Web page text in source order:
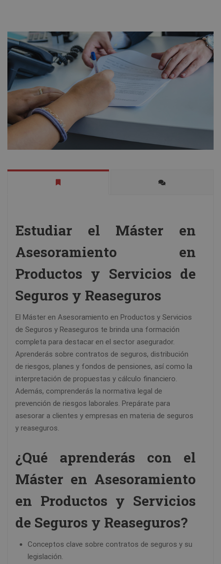
Estudiar el Máster en
Asesoramiento en
Productos y Servicios de
Seguros y Reaseguros
El Máster en Asesoramiento en Productos y Servicios
de Seguros y Reaseguros te brinda una formación
completa para destacar en el sector asegurador.
Aprenderás sobre contratos de seguros, distribución
de riesgos, planes y fondos de pensiones, así como la
interpretación de propuestas y cálculo financiero.
Además, comprenderás la normativa legal de
prevención de riesgos laborales. Prepárate para
asesorar a clientes y empresas en materia de seguros
y reaseguros.
¿Qué aprenderás con el
Máster en Asesoramiento
en Productos y Servicios
de Seguros y Reaseguros?
Conceptos clave sobre contratos de seguros y su
legislación.